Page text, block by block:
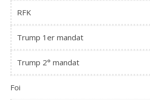
RFK
Trump 1er mandat
Trump 2° mandat
Foi